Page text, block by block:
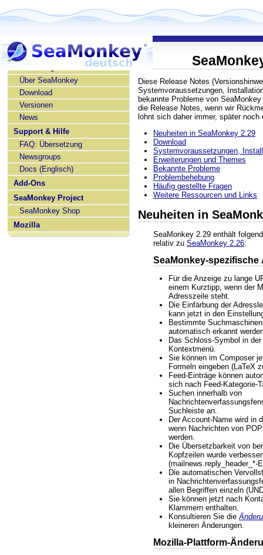
SeaMonkey deutsch
Über SeaMonkey
Download
Versionen
News
Support & Hilfe
FAQ: Übersetzung
Newsgroups
Docs (Englisch)
Add-Ons
SeaMonkey Project
SeaMonkey Shop
Mozilla
Diese Release Notes
Systemvoraussetzungen,
bekannte Probleme von
die Release Notes, wenn wir
lohnt sich daher immer, später
Neuheiten in SeaMonkey 2.29
Download
Systemvoraussetzungen,
Erweiterungen und Themes
Bekannte Probleme
Problembehebung
Häufig gestellte Fragen
Weitere Ressourcen und Links
Neuheiten in
SeaMonkey 2.29 enthält
relativ zu SeaMonkey 2.26:
SeaMonkey-spezifische
Für die Anzeige zu lange
einem Kurztipp, wenn der
Adresszeile steht.
Die Einfärbung der
kann jetzt in den
Bestimmte
automatisch erkannt
Das Schloss-Symbol in
Kontextmenü.
Sie können im Composer
Formeln eingeben (LaTeX
Feed-Einträge können
sich nach Feed-Kategorie-
Suchen innerhalb von
Suchleiste an.
Der Account-Name wird in
wenn Nachrichten von
werden.
Die Übersetzbarkeit von
Kopfzeilen wurde
(mailnews.reply_header_*-
Die automatischen
in
allen Begriffen einzeln
Sie können jetzt nach
Klammern enthalten.
Konsultieren Sie die
kleineren Änderungen.
Mozilla-Plattform-